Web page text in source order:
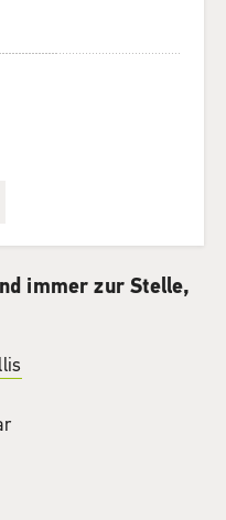
immer zur Stelle,